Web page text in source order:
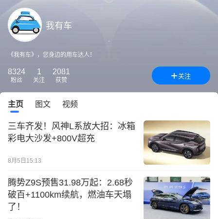
我有车
《我有车》，您身边的用车达人！
8324
粉丝
1
关注
2081
获赞
关注
主页 图文 视频
三车齐发！风神L系放大招：冰箱
彩电大沙发+800V超充
8月5日15:13
腾势Z9S预售31.98万起：2.68秒
破百+1100km续航，燃油车天塌
了！